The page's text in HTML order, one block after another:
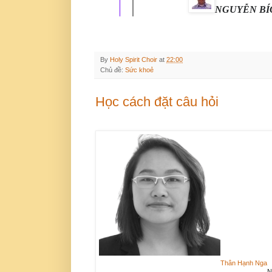
NGUYỄN
By Holy Spirit Choir at 22:00
Chủ đề: Sức khoẻ
Học cách đặt câu hỏi
Thân Hạnh Nga